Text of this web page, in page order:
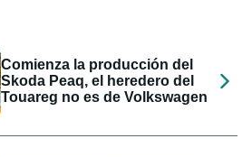
Comienza la producción del
Skoda Peaq, el heredero del
Touareg no es de Volkswagen